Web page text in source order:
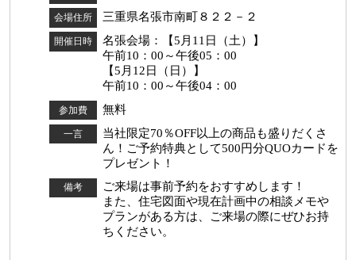
会場住所 三重県名張市南町８２２－２
開催日時
名張会場：【5月11日（土）】
午前10：00～午後05：00
【5月12日（日）】
午前10：00～午後04：00
参加費 無料
一言
当社限定70％OFF以上の商品も盛りだくさ
ん！ご予約特典として500円分QUOカードを
プレゼント！
備考
ご来場は事前予約をおすすめします！
また、住宅図面や現在計画中の相談メモや
プランがある方は、ご来場の際にぜひお持
ちください。